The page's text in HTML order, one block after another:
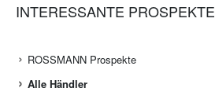
INTERESSANTE PROSPEKTE
ROSSMANN Prospekte
Alle Händler